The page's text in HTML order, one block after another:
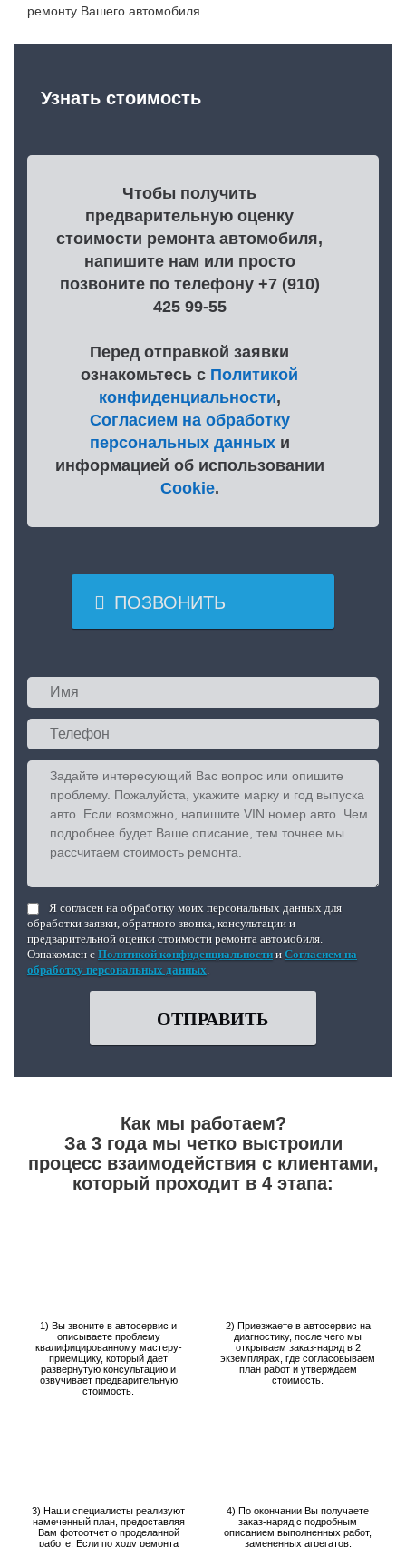
ремонту Вашего автомобиля.
Узнать стоимость
Чтобы получить
предварительную оценку
стоимости ремонта автомобиля,
напишите нам или просто
позвоните по телефону +7 (910)
425 99-55
Перед отправкой заявки
ознакомьтесь с Политикой
конфиденциальности,
Согласием на обработку
персональных данныхи
информацией об использовании
Cookie.
 ПОЗВОНИТЬ
Я согласен на обработку моих персональных данных для
обработки заявки, обратного звонка, консультации и
предварительной оценки стоимости ремонта автомобиля.
Ознакомлен с Политикой конфиденциальности и Согласием на
обработку персональных данных.
ОТПРАВИТЬ
Как мы работаем?
За 3 года мы четко выстроили
процесс взаимодействия с клиентами,
который проходит в 4 этапа:
1) Вы звоните в автосервис и
описываете проблему
квалифицированному мастеру-
приемщику, который дает
развернутую консультацию и
озвучивает предварительную
стоимость.
2) Приезжаете в автосервис на
диагностику, после чего мы
открываем заказ-наряд в 2
экземплярах, где согласовываем
план работ и утверждаем
стоимость.
3) Наши специалисты реализуют
намеченный план, предоставляя
Вам фотоотчет о проделанной
работе. Если по ходу ремонта
4) По окончании Вы получаете
заказ-наряд с подробным
описанием выполненных работ,
замененных агрегатов,